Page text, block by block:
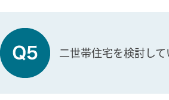
二世帯住宅を検討し